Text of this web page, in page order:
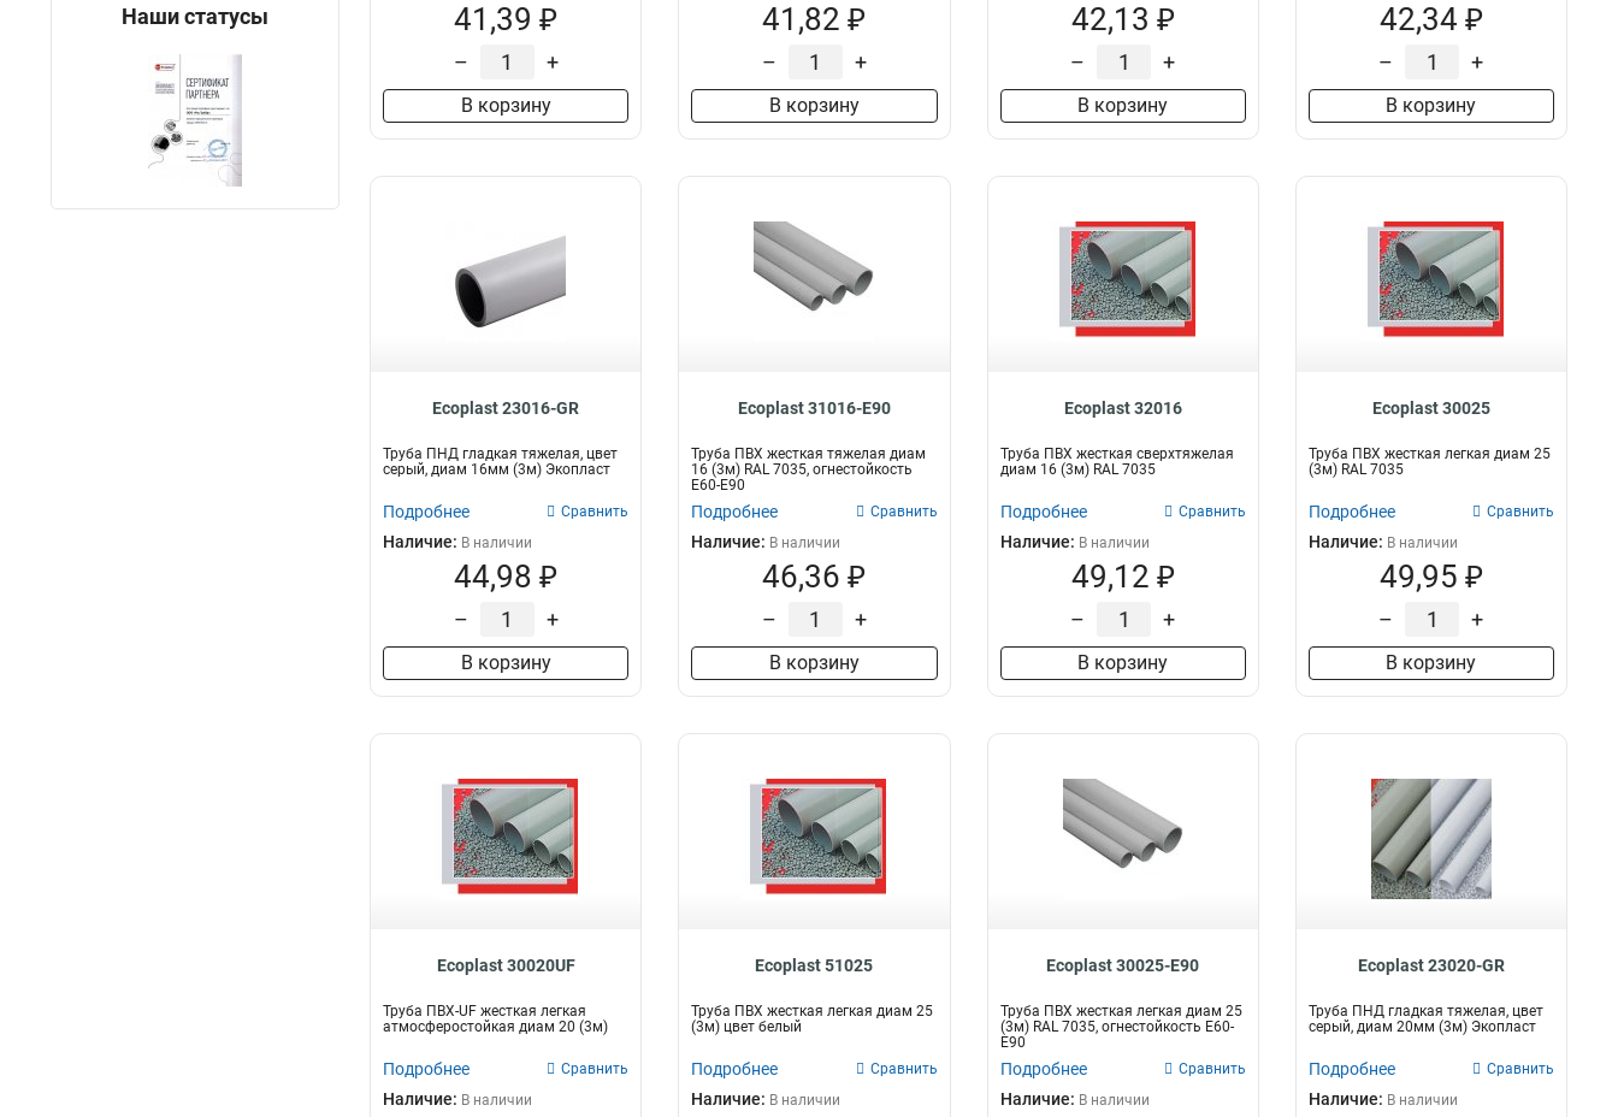
Наши статусы 41,39 ₽
– +
В корзину
41,82 ₽
– +
В корзину
42,13 ₽
– +
В корзину
42,34 ₽
– +
В корзину
Ecoplast 23016-GR
Труба ПНД гладкая тяжелая, цвет
серый, диам 16мм (3м) Экопласт
Подробнее Сравнить
Наличие: В наличии
44,98 ₽
– +
В корзину
Ecoplast 31016-E90
Труба ПВХ жесткая тяжелая диам
16 (3м) RAL 7035, огнестойкость
E60-E90
Подробнее Сравнить
Наличие: В наличии
46,36 ₽
– +
В корзину
Ecoplast 32016
Труба ПВХ жесткая сверхтяжелая
диам 16 (3м) RAL 7035
Подробнее Сравнить
Наличие: В наличии
49,12 ₽
– +
В корзину
Ecoplast 30025
Труба ПВХ жесткая легкая диам 25
(3м) RAL 7035
Подробнее Сравнить
Наличие: В наличии
49,95 ₽
– +
В корзину
Ecoplast 30020UF
Труба ПВХ-UF жесткая легкая
атмосферостойкая диам 20 (3м)
Подробнее Сравнить
Наличие: В наличии
Ecoplast 51025
Труба ПВХ жесткая легкая диам 25
(3м) цвет белый
Подробнее Сравнить
Наличие: В наличии
Ecoplast 30025-E90
Труба ПВХ жесткая легкая диам 25
(3м) RAL 7035, огнестойкость E60-
E90
Подробнее Сравнить
Наличие: В наличии
Ecoplast 23020-GR
Труба ПНД гладкая тяжелая, цвет
серый, диам 20мм (3м) Экопласт
Подробнее Сравнить
Наличие: В наличии